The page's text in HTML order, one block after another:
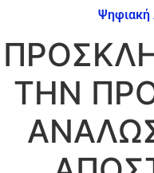
Ψηφιακή
ΤΗΝ